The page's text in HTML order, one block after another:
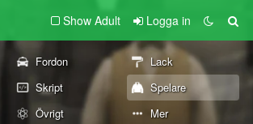
Show Adult Logga in
Fordon
Lack
Skript
Spelare
Övrigt Mer